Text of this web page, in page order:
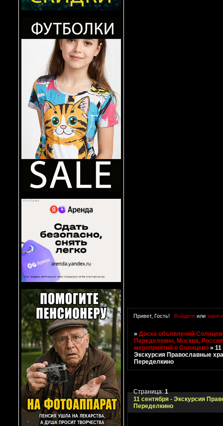
Привет, Гость! Войдитеили
»Доска объявлений
Переделкино, Москва, Россия
мероприятий в Солнцево »11
Экскурсия Православные
Переделкино
11 сентября - Экскурсия
Переделкино
Страница:1